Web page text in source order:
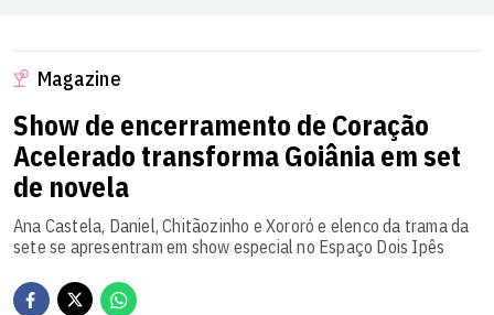
Magazine
Show de encerramento de Coração
Acelerado transforma Goiânia em set
de novela
Ana Castela, Daniel, Chitãozinho e Xororó e elenco da trama da
sete se apresentram em show especial no Espaço Dois Ipês